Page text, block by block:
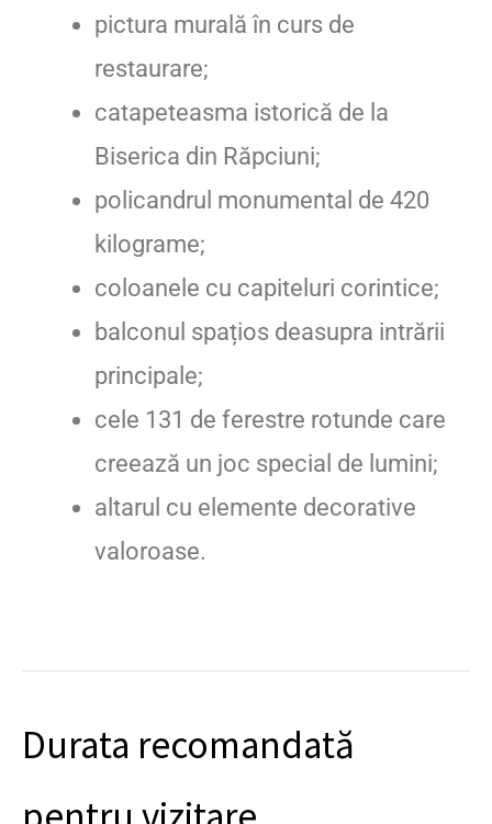
pictura murală în curs de
restaurare;
catapeteasma istorică de la
Biserica din Răpciuni;
policandrul monumental de 420
kilograme;
coloanele cu capiteluri corintice;
balconul spațios deasupra intrării
principale;
cele 131 de ferestre rotunde care
creează un joc special de lumini;
altarul cu elemente decorative
valoroase.
Durata recomandată